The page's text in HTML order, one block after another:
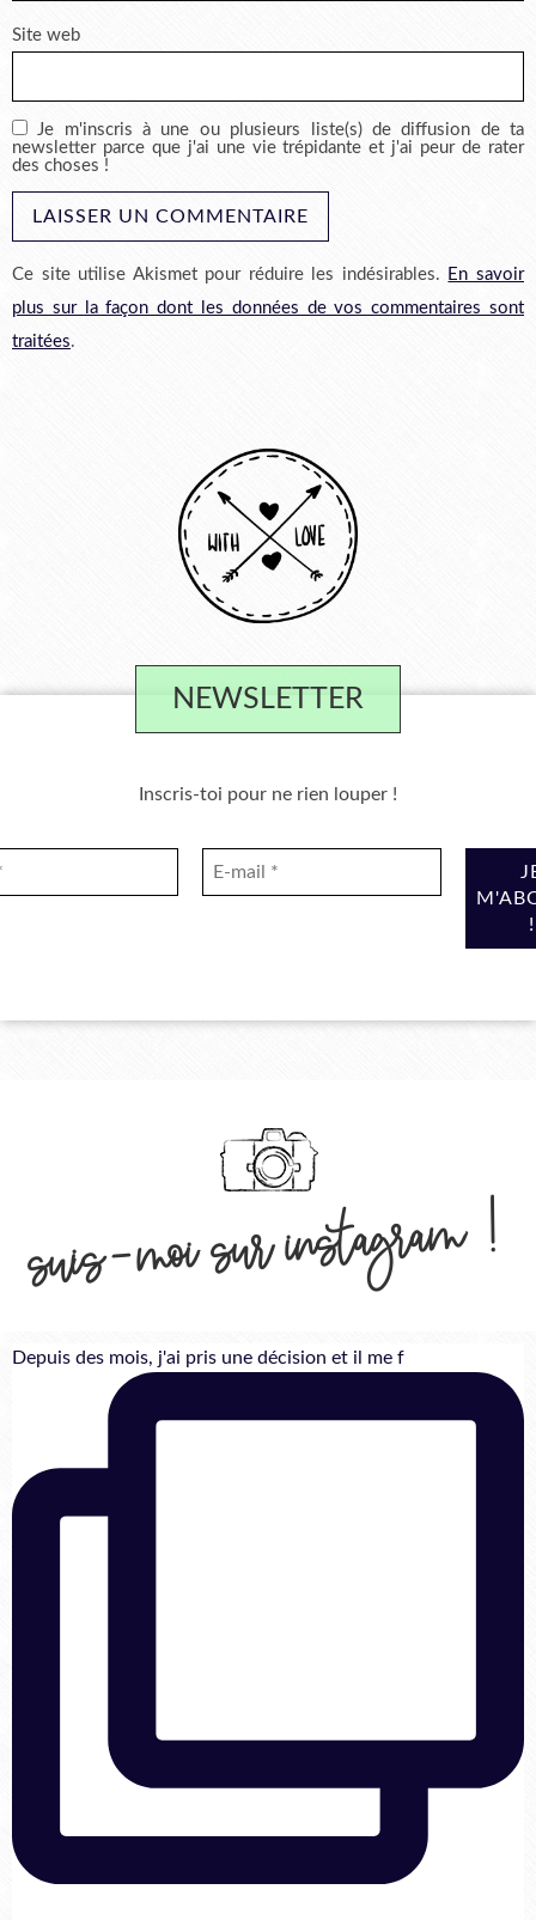
Site web
Je m'inscris à une ou plusieurs liste(s) de diffusion de ta
newsletter parce que j'ai une vie trépidante et j'ai peur de rater
des choses !
Ce site utilise Akismet pour réduire les indésirables. En savoir
plus sur la façon dont les données de vos commentaires sont
traitées.
NEWSLETTER
Inscris-toi pour ne rien louper !
suis-moi sur instagram !
Depuis des mois, j'ai pris une décision et il me f